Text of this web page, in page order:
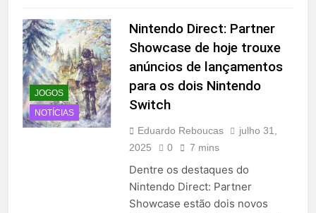
JOGOS
NOTÍCIAS
Nintendo Direct: Partner
Showcase de hoje trouxe
anúncios de lançamentos
para os dois Nintendo
Switch
Eduardo Reboucas
julho 31,
2025
0 7 mins
Dentre os destaques do
Nintendo Direct: Partner
Showcase estão dois novos